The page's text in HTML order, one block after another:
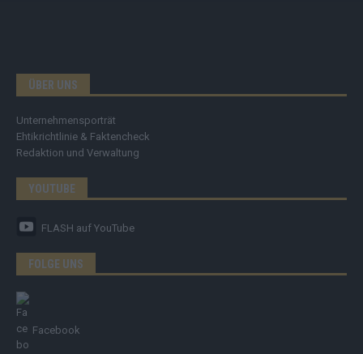
ÜBER UNS
Unternehmensporträt
Ehtikrichtlinie & Faktencheck
Redaktion und Verwaltung
YOUTUBE
FLASH auf YouTube
FOLGE UNS
Facebook